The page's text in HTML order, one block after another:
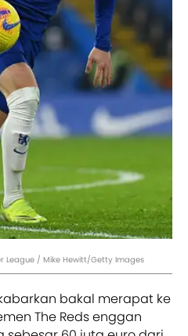
League / Mike Hewitt/Getty Images
bakal merapat ke
The Reds enggan